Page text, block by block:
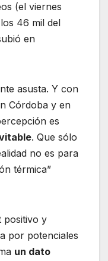
(el viernes
46 mil del
en
asusta. Y con
Córdoba y en
es
. Que sólo
no es para
térmica”
positivo y
por potenciales
un dato